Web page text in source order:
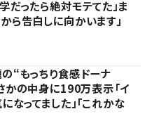
ったら絶対モテてた」ま
ら告白しに向かいます」
“もっちり食感ドーナ
かの中身に190万表示「イ
なってました」「これかな